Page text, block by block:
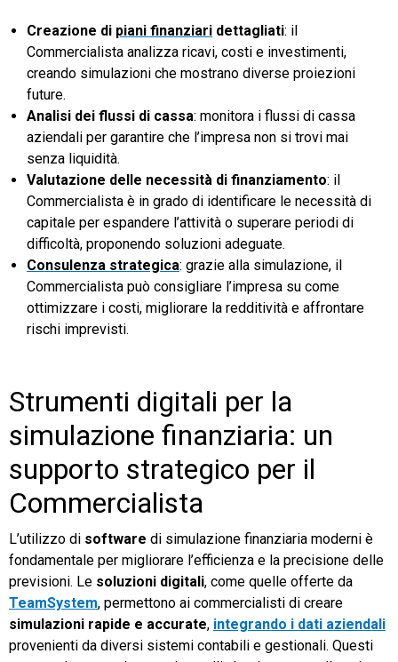
Creazione di piani finanziari dettagliati: il
Commercialista analizza ricavi, costi e investimenti,
creando simulazioni che mostrano diverse proiezioni
future.
Analisi dei flussi di cassa: monitora i flussi di cassa
aziendali per garantire che l’impresa non si trovi mai
senza liquidità.
Valutazione delle necessità di finanziamento: il
Commercialista è in grado di identificare le necessità di
capitale per espandere l’attività o superare periodi di
difficoltà, proponendo soluzioni adeguate.
Consulenza strategica: grazie alla simulazione, il
Commercialista può consigliare l’impresa su come
ottimizzare i costi, migliorare la redditività e affrontare
rischi imprevisti.
Strumenti digitali per la
simulazione finanziaria: un
supporto strategico per il
Commercialista
L’utilizzo di software di simulazione finanziaria moderni è
fondamentale per migliorare l’efficienza e la precisione delle
previsioni. Le soluzioni digitali, come quelle offerte da
TeamSystem, permettono ai commercialisti di creare
simulazioni rapide e accurate, integrando i dati aziendali
provenienti da diversi sistemi contabili e gestionali. Questi